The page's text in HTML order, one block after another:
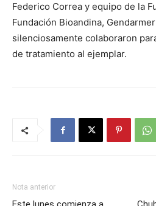
Federico Correa y equipo de la
Fundación Bioandina,
silenciosamente colaboraron
de tratamiento al ejemplar.
Nota anterior